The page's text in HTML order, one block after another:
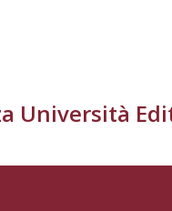
Università